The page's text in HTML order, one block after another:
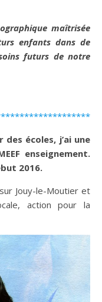
maîtrisée
enfants dans de
futurs de notre
des écoles, j’ai une
enseignement.
2016.
Jouy-le-Moutier et
action pour la